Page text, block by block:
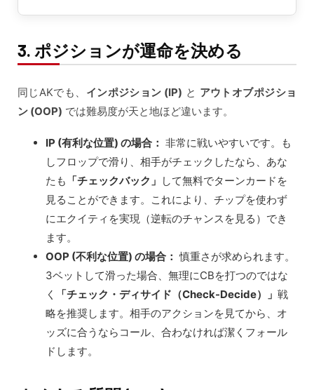
3. ポジションが運命を決める
同じAKでも、 インポジション (IP) と アウトオブポジショ
ン (OOP) では難易度が天と地ほど違います。
IP (有利な位置) の場合： 非常に戦いやすいです。も
しフロップで滑り、相手がチェックしたなら、あな
たも 「チェックバック」 して無料でターンカードを
見ることができます。これにより、チップを使わず
にエクイティを実現（逆転のチャンスを見る）でき
ます。
OOP (不利な位置) の場合： 慎重さが求められます。
3ベットして滑った場合、無理にCBを打つのではな
く
「チェック・ディサイド（Check-Decide）」 戦
略を推奨します。相手のアクションを見てから、オ
ッズに合うならコール、合わなければ潔くフォール
ドします。